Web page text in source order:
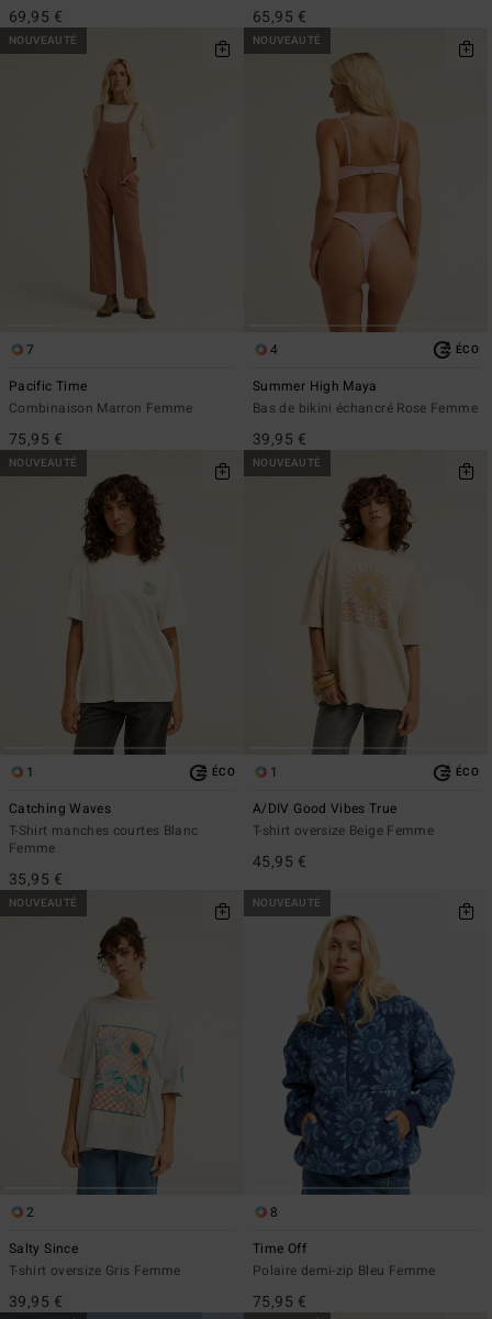
69,95 € 65,95 €
NOUVEAUTÉ
7
Pacific Time
Combinaison Marron Femme
75,95 €
NOUVEAUTÉ
4 ÉCO
Summer High Maya
Bas de bikini échancré Rose Femme
39,95 €
NOUVEAUTÉ
1 ÉCO
Catching Waves
T-Shirt manches courtes Blanc
Femme
35,95 €
NOUVEAUTÉ
1 ÉCO
A/DIV Good Vibes True
T-shirt oversize Beige Femme
45,95 €
NOUVEAUTÉ
2
Salty Since
T-shirt oversize Gris Femme
39,95 €
NOUVEAUTÉ
8
Time Off
Polaire demi-zip Bleu Femme
75,95 €